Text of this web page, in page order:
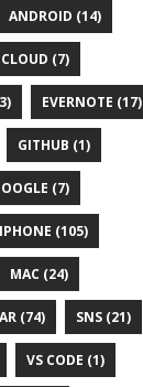
ANDROID (14)
CLOUD (7)
EVERNOTE (17)
GITHUB (1)
(7)
IPHONE (105)
MAC (24)
(74) SNS (21)
VS CODE (1)